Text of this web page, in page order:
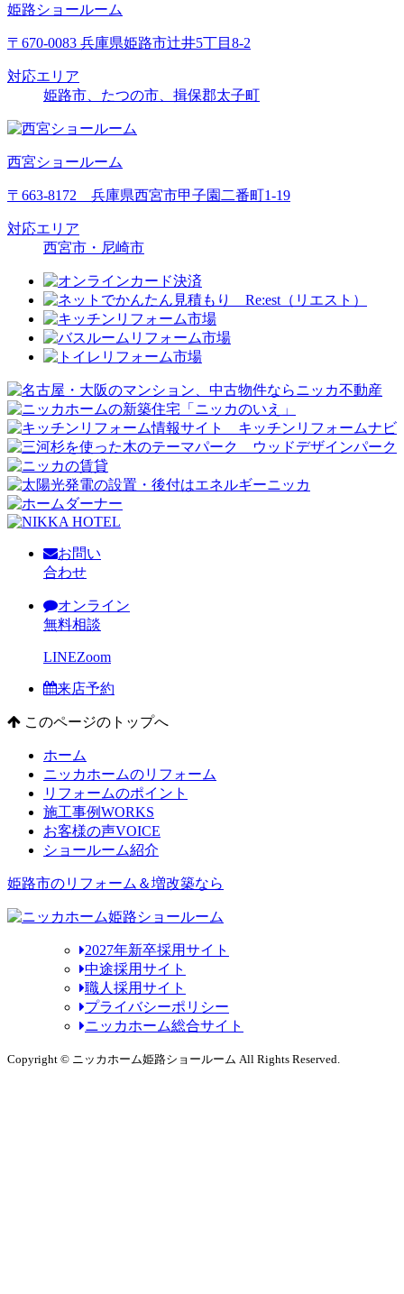
姫路ショールーム
〒670-0083 兵庫県姫路市辻井5丁目8-2
対応エリア
姫路市、たつの市、揖保郡太子町
西宮ショールーム
〒663-8172 兵庫県西宮市甲子園二番町1-19
対応エリア
西宮市・尼崎市
お問い
合わせ
オンライン
無料相談
LINEZoom
来店予約
このページのトップへ
ホーム
ニッカホームのリフォーム
リフォームのポイント
施工事例WORKS
お客様の声VOICE
ショールーム紹介
姫路市のリフォーム＆増改築なら
2027年新卒採用サイト
中途採用サイト
職人採用サイト
プライバシーポリシー
ニッカホーム総合サイト
Copyright © ニッカホーム姫路ショールーム All Rights Reserved.